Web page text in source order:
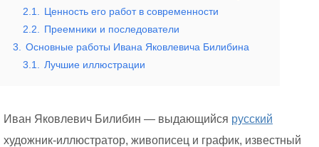
2.1.
Ценность его работ в современности
2.2.
Преемники и последователи
3.
Основные работы Ивана Яковлевича Билибина
3.1.
Лучшие иллюстрации
Иван Яковлевич Билибин — выдающийся русский
художник-иллюстратор, живописец и график, известный